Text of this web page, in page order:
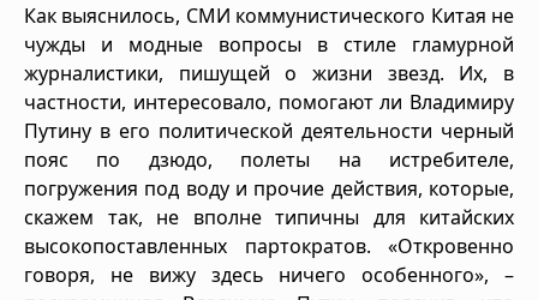
Как выяснилось, СМИ коммунистического Китая не
чужды и модные вопросы в стиле гламурной
журналистики, пишущей о жизни звезд. Их, в
частности, интересовало, помогают ли Владимиру
Путину в его политической деятельности черный
пояс по дзюдо, полеты на истребителе,
погружения под воду и прочие действия, которые,
скажем так, не вполне типичны для китайских
высокопоставленных партократов. «Откровенно
говоря, не вижу здесь ничего особенного», –